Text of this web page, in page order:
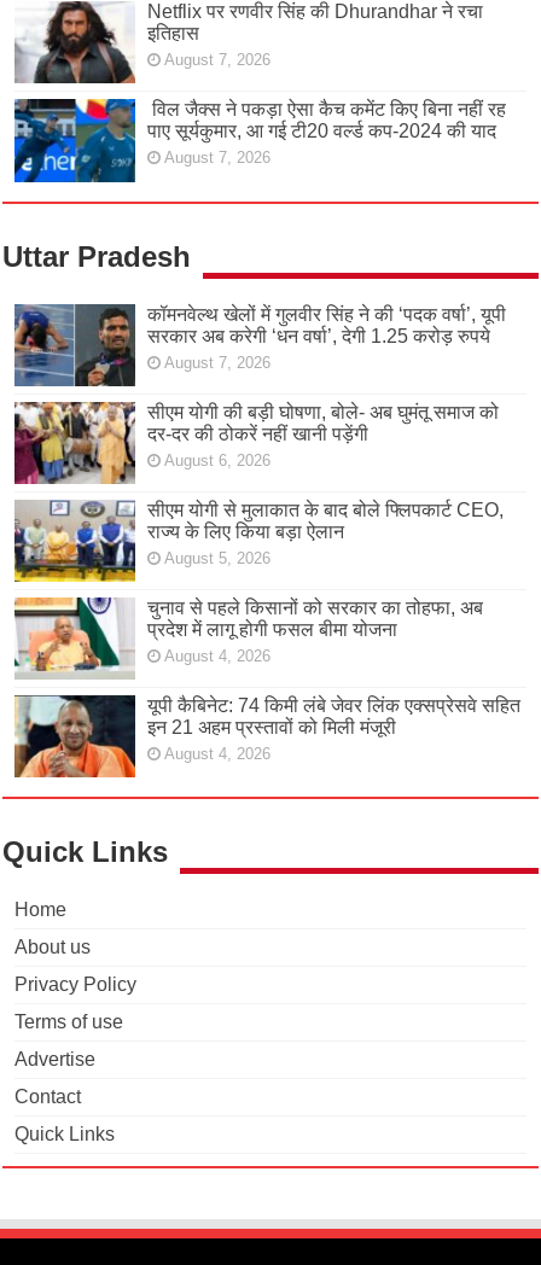
Netflix पर रणवीर सिंह की Dhurandhar ने रचा
इतिहास
August 7, 2026
विल जैक्स ने पकड़ा ऐसा कैच कमेंट किए बिना नहीं रह
पाए सूर्यकुमार, आ गई टी20 वर्ल्ड कप-2024 की याद
August 7, 2026
Uttar Pradesh
कॉमनवेल्थ खेलों में गुलवीर सिंह ने की ‘पदक वर्षा’, यूपी
सरकार अब करेगी ‘धन वर्षा’, देगी 1.25 करोड़ रुपये
August 7, 2026
सीएम योगी की बड़ी घोषणा, बोले- अब घुमंतू समाज को
दर-दर की ठोकरें नहीं खानी पड़ेंगी
August 6, 2026
सीएम योगी से मुलाकात के बाद बोले फ्लिपकार्ट CEO,
राज्य के लिए किया बड़ा ऐलान
August 5, 2026
चुनाव से पहले किसानों को सरकार का तोहफा, अब
प्रदेश में लागू होगी फसल बीमा योजना
August 4, 2026
यूपी कैबिनेट: 74 किमी लंबे जेवर लिंक एक्सप्रेसवे सहित
इन 21 अहम प्रस्तावों को मिली मंजूरी
August 4, 2026
Quick Links
Home
About us
Privacy Policy
Terms of use
Advertise
Contact
Quick Links